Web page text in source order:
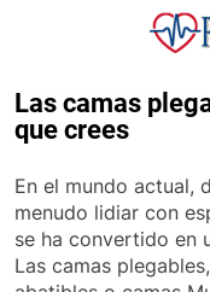
Las camas
que crees
En el mundo actual,
menudo lidiar con
se ha convertido en
Las camas